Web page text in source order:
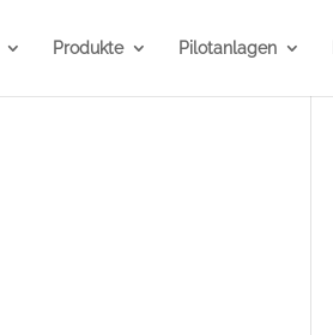
Produkte Pilotanlagen